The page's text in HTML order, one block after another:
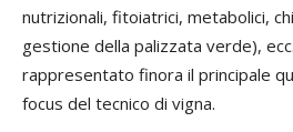
nutrizionali, fitoiatrici, metabolici,
gestione della palizzata verde),
rappresentato finora il principale
focus del tecnico di vigna.